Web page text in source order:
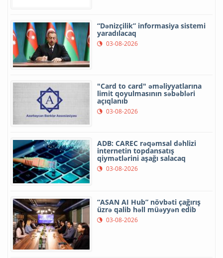
“Dənizçilik” informasiya sistemi
yaradılacaq
03-08-2026
"Card to card" əməliyyatlarına
limit qoyulmasının səbəbləri
açıqlanıb
03-08-2026
ADB: CAREC rəqəmsal dəhlizi
internetin topdansatış
qiymətlərini aşağı salacaq
03-08-2026
“ASAN AI Hub” növbəti çağırış
üzrə qalib həll müəyyən edib
03-08-2026